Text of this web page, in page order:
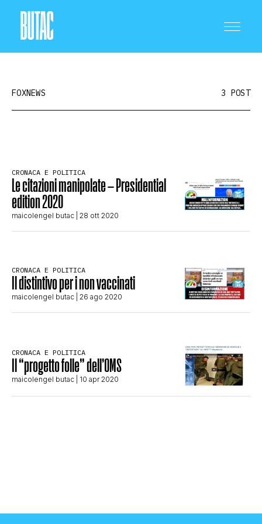
SCIENZA E TECNOLOGIA
SALUTE E MEDICINA
STORIA E CITAZIONI
COMPLOTTI, LEGGENDE URBANE ED
FOXNEWS 3 POST
CRONACA E POLITICA
Le citazioni manipolate – Presidential
edition 2020
maicolengel butac | 28 ott 2020
CRONACA E POLITICA
Il distintivo per i non vaccinati
maicolengel butac | 26 ago 2020
CRONACA E POLITICA
Il “progetto folle” dell’OMS
maicolengel butac | 10 apr 2020